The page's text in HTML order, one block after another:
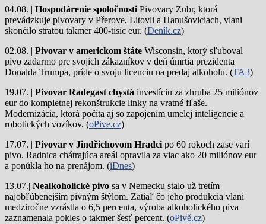
04.08. | Hospodárenie spoločnosti Pivovary Zubr, ktorá
prevádzkuje pivovary v Přerove, Litovli a Hanušoviciach, vlani
skončilo stratou takmer 400-tisíc eur. (Deník.cz)
02.08. | Pivovar v americkom štáte Wisconsin, ktorý sľuboval
pivo zadarmo pre svojich zákazníkov v deň úmrtia prezidenta
Donalda Trumpa, príde o svoju licenciu na predaj alkoholu. (TA3)
19.07. | Pivovar Radegast chystá investíciu za zhruba 25 miliónov
eur do kompletnej rekonštrukcie linky na vratné fľaše.
Modernizácia, ktorá počíta aj so zapojením umelej inteligencie a
robotických vozíkov. (oPive.cz)
17.07. | Pivovar v Jindřichovom Hradci po 60 rokoch zase varí
pivo. Radnica chátrajúca areál opravila za viac ako 20 miliónov eur
a ponúkla ho na prenájom. (iDnes)
13.07.| Nealkoholické pivo sa v Nemecku stalo už tretím
najobľúbenejším pivným štýlom. Zatiaľ čo jeho produkcia vlani
medziročne vzrástla o 6,5 percenta, výroba alkoholického piva
zaznamenala pokles o takmer šesť percent. (oPivě.cz)